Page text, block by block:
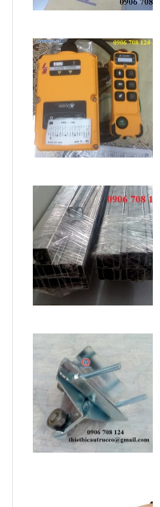
xưởng, máy
goong vận
chuyển hàng
hoá…Quý
khách cần
liên hệ đến
Công Ty
Bách Phương
để được tư